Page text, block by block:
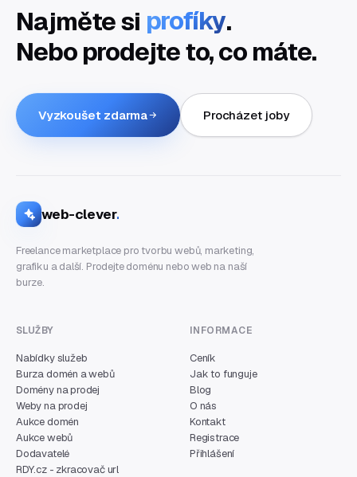
Najměte si profíky.
Nebo prodejte to, co máte.
Vyzkoušet zdarma Procházet joby
web-clever.
Freelance marketplace pro tvorbu webů, marketing,
grafiku a další. Prodejte doménu nebo web na naší
burze.
SLUŽBY
Nabídky služeb
Burza domén a webů
Domény na prodej
Weby na prodej
Aukce domén
Aukce webů
Dodavatelé
RDY.cz - zkracovač url
INFORMACE
Ceník
Jak to funguje
Blog
O nás
Kontakt
Registrace
Přihlášení